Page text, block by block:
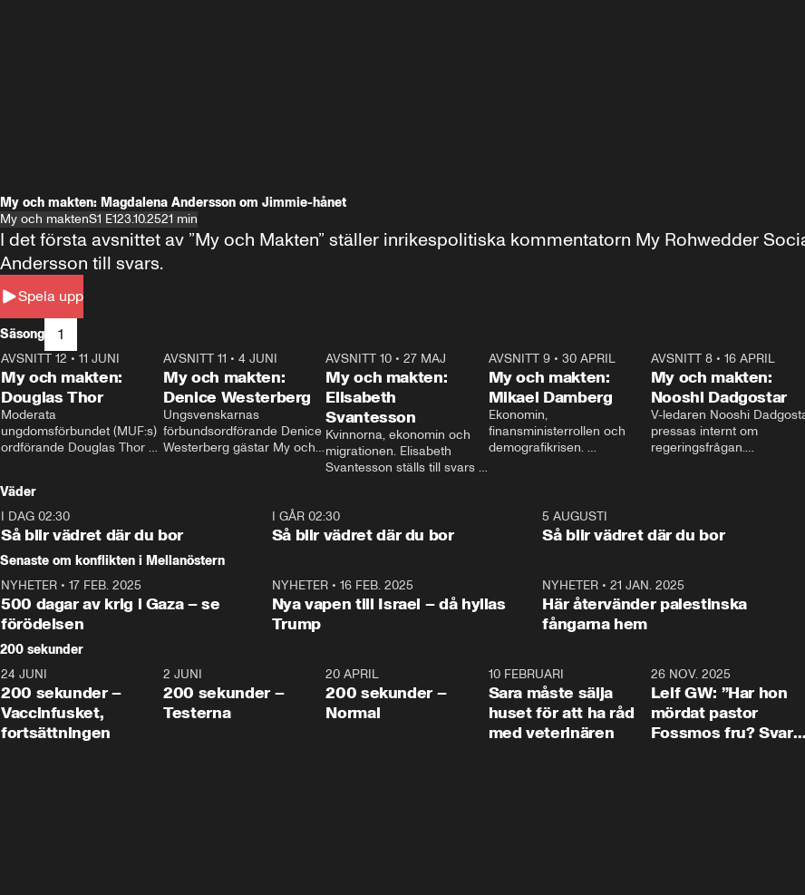
My och makten: Magdalena Andersson om Jimmie-hånet
My och maktenS1 E123.10.2521 min
Spela upp
I det första avsnittet av ”My och Makten” ställer inrikespolitiska kommentatorn My Rohwedder
Andersson till svars.
Säsong 1
26:27
AVSNITT 12 • 11 JUNI
My och makten:
Douglas Thor
Moderata
ungdomsförbundet (MUF:s)
ordförande Douglas Thor
tonårsutvisningarna och hur
Moderaterna ska locka
väljare till valet i höst.
23:40
AVSNITT 11 •4 JUNI
My och makten:
Denice Westerberg
Ungsvenskarnas
förbundsordförande Denice
Westerberg gästar My och
AVSNITT 10 •27 MAJ
My och makten:
Elisabeth
Svantesson
Kvinnorna, ekonomin och
migrationen. Elisabeth
Svantesson ställs till svars
AVSNITT 9• 30 APRIL
My och makten:
Mikael Damberg
Ekonomin,
finansministerrollen och
demografikrisen.
och Makten.
AVSNITT 8• 16 APRIL
My och makten:
Nooshi Dadgostar
V-ledaren Nooshi
pressas internt om
regeringsfrågan.
– Vi ställer upp i val. Ska vi
vara med så sitter vi förstås
Väder
I DAG 02:30
Så blir vädret där du bor
1:06
I GÅR 02:30
Så blir vädret där du bor
5 AUGUSTI
Så blir vädret där du bor
Senaste om konflikten i Mellanöstern
NYHETER • 17 FEB. 2025
500 dagar av krig i Gaza – se
förödelsen
NYHETER• 16 FEB. 2025
Nya vapen till Israel – då hyllas
Trump
NYHETER •21 JAN. 2025
Här återvänder palestinska
fångarna hem
200 sekunder
5:00
24 JUNI
200 sekunder –
Vaccinfusket,
fortsättningen
4:23
2 JUNI
200 sekunder –
Testerna
20 APRIL
200 sekunder –
Normal
10 FEBRUARI
Sara måste sälja
huset för att ha råd
med veterinären
26 NOV. 2025
Leif GW: ”Har hon
mördat pastor
Fossmos fru? Svar